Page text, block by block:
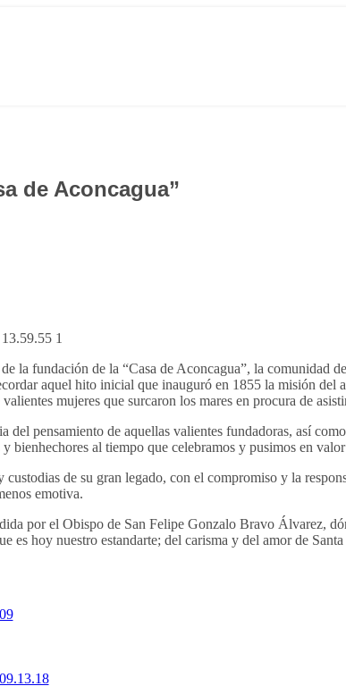
de Aconcagua”
la fundación de la “Casa de Aconcagua”, la comunidad
aquel hito inicial que inauguró en 1855 la misión del
mujeres que surcaron los mares en procura de
del pensamiento de aquellas valientes fundadoras, así
bienhechores al tiempo que celebramos y pusimos en
custodias de su gran legado, con el compromiso y la
emotiva.
por el Obispo de San Felipe Gonzalo Bravo Álvarez,
es hoy nuestro estandarte; del carisma y del amor de